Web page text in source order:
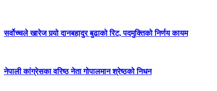
सर्वोच्चले खारेज गर्‍यो दानबहादुर बुढाको रिट, पदमुक्तिको निर्णय कायम
नेपाली कांग्रेसका वरिष्ठ नेता गोपालमान श्रेष्ठको निधन